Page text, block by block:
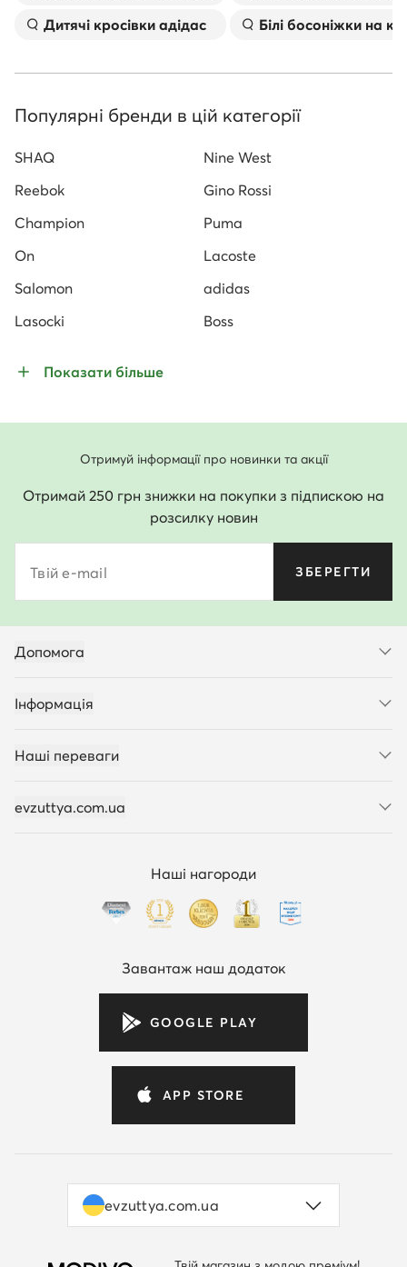
Дитячі кросівки адідас
Білі босоніжки на
Популярні бренди в цій категорії
SHAQ
Nine West
Reebok
Gino Rossi
Champion
Puma
On
Lacoste
Salomon
adidas
Lasocki
Boss
Показати більше
Отримуй інформації про новинки та акції
Отримай 250 грн знижки на покупки з підпискою на
розсилку новин
Твій e-mail ЗБЕРЕГТИ
Допомога
Інформація
Наші переваги
evzuttya.com.ua
Наші нагороди
Завантаж наш додаток
GOOGLE PLAY
APP STORE
evzuttya.com.ua